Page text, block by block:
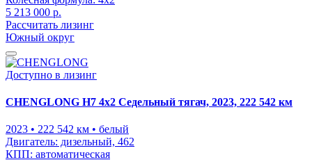
5 213 000 р.
Рассчитать лизинг
Южный округ
Доступно в лизинг
CHENGLONG H7 4x2 Седельный тягач, 2023, 222 542 км
2023 • 222 542 км • белый
Двигатель: дизельный, 462
КПП: автоматическая